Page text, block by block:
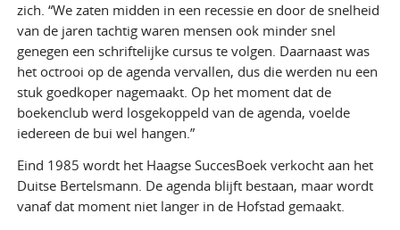
zich. “We zaten midden in een recessie en door de snelheid
van de jaren tachtig waren mensen ook minder snel
genegen een schriftelijke cursus te volgen. Daarnaast was
het octrooi op de agenda vervallen, dus die werden nu een
stuk goedkoper nagemaakt. Op het moment dat de
boekenclub werd losgekoppeld van de agenda, voelde
iedereen de bui wel hangen.”
Eind 1985 wordt het Haagse SuccesBoek verkocht aan het
Duitse Bertelsmann. De agenda blijft bestaan, maar wordt
vanaf dat moment niet langer in de Hofstad gemaakt.